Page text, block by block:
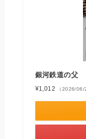
銀河鉄道の父
¥1,012 （2026/